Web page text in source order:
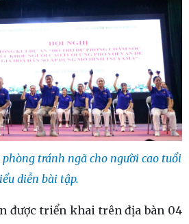
phòng tránh ngã cho người cao tuổi
diễn bài tập.
được triển khai trên địa bàn 04